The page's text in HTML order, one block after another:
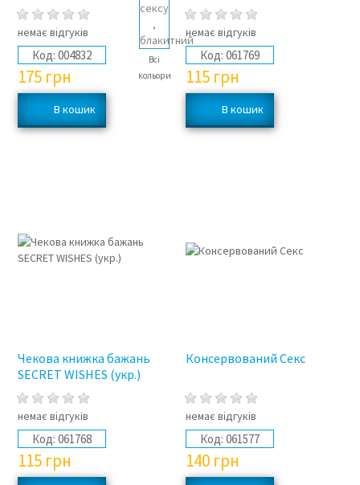
Всі
кольори
немає відгуків
Код: 004832
175 грн
немає відгуків
Код: 061769
115 грн
Чекова книжка бажань
SECRET WISHES (укр.)
немає відгуків
Код: 061768
115 грн
Консервований Секс
немає відгуків
Код: 061577
140 грн